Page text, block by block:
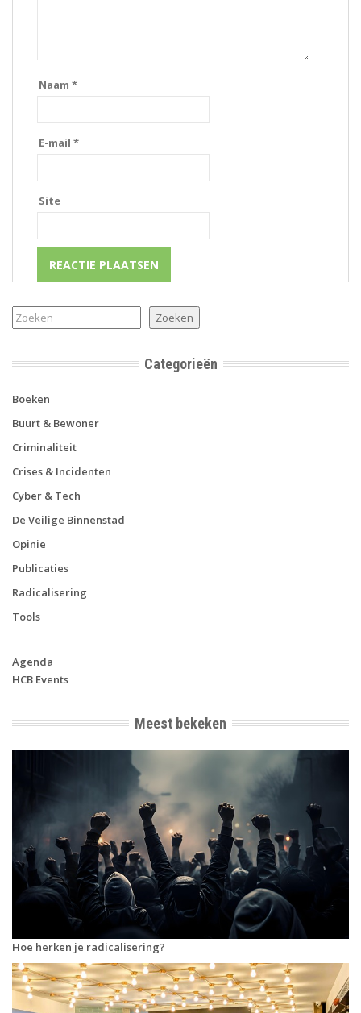
Naam *
E-mail *
Site
Zoeken Zoeken
Categorieën
Boeken
Buurt & Bewoner
Criminaliteit
Crises & Incidenten
Cyber & Tech
De Veilige Binnenstad
Opinie
Publicaties
Radicalisering
Tools
Agenda
HCB Events
Meest bekeken
Hoe herken je radicalisering?